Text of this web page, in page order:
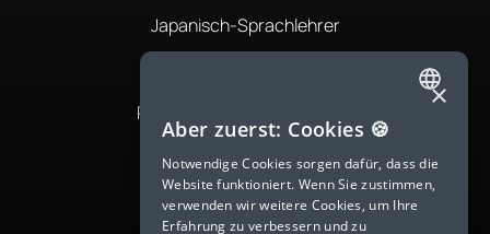
Japanisch-Sprachlehrer
Portugiesisch-Sprachlehrer
Rumänisch-Sprachlehrer
Russisch-Sprachlehrer
ENGLISH
SPANISH
FRENCH
GERMAN
×
Aber zuerst: Cookies 🍪
Notwendige Cookies sorgen dafür, dass die
Website funktioniert. Wenn Sie zustimmen,
verwenden wir weitere Cookies, um Ihre
Erfahrung zu verbessern und zu